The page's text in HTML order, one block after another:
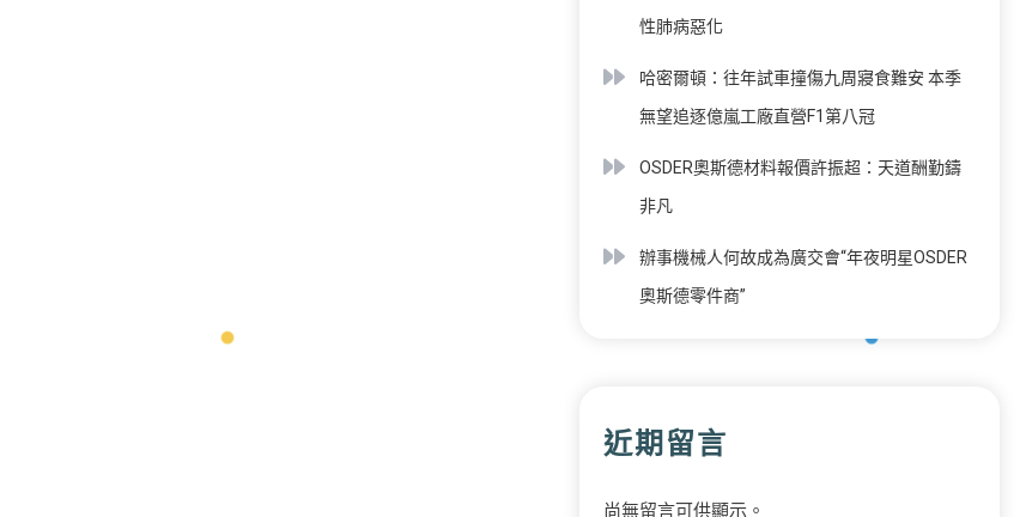
性肺病惡化
哈密爾頓：往年試車撞傷九周寢食難安 本季
無望追逐億嵐工廠直營F1第八冠
OSDER奧斯德材料報價許振超：天道酬勤鑄
非凡
辦事機械人何故成為廣交會“年夜明星OSDER
奧斯德零件商”
近期留言
尚無留言可供顯示。